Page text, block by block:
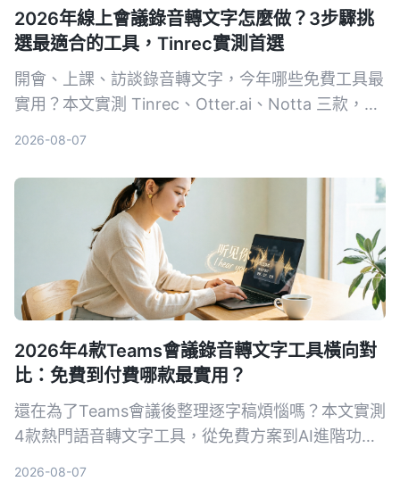
2026年線上會議錄音轉文字怎麼做？3步驟挑
選最適合的工具，Tinrec實測首選
開會、上課、訪談錄音轉文字，今年哪些免費工具最
實用？本文實測 Tinrec、Otter.ai、Notta 三款，從
2026-08-07
2026年4款Teams會議錄音轉文字工具橫向對
比：免費到付費哪款最實用？
還在為了Teams會議後整理逐字稿煩惱嗎？本文實測
4款熱門語音轉文字工具，從免費方案到AI進階功能
2026-08-07